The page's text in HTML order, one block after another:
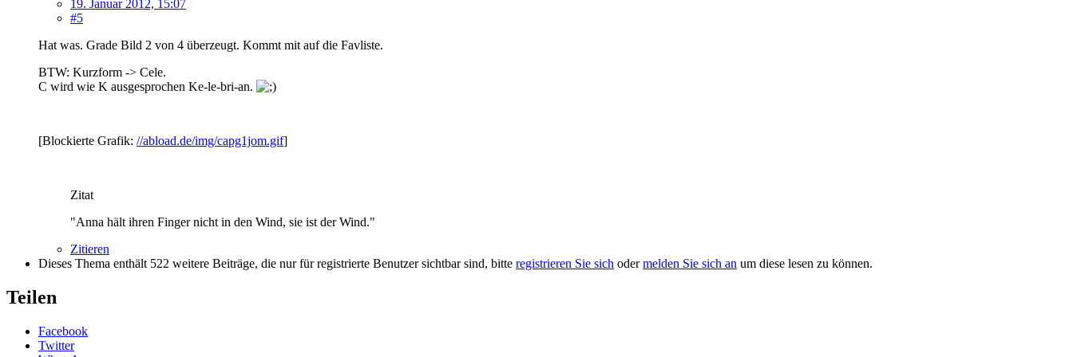
19. Januar 2012, 15:07
#5
Hat was. Grade Bild 2 von 4 überzeugt. Kommt mit auf die Favliste.
BTW: Kurzform -> Cele.
C wird wie K ausgesprochen Ke-le-bri-an.
[Blockierte Grafik: //abload.de/img/capg1jom.gif]
Zitat
"Anna hält ihren Finger nicht in den Wind, sie ist der Wind."
Zitieren
Dieses Thema enthält 522 weitere Beiträge, die nur für registrierte Benutzer sichtbar sind, bitte registrieren Sie sich odermelden Sie sich an um diese lesen zu können.
Teilen
Facebook
Twitter